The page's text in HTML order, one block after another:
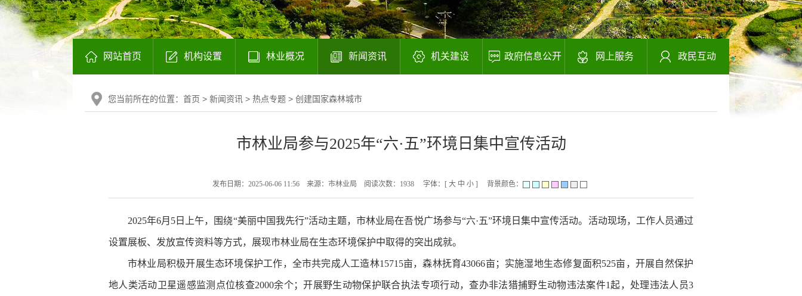
网站首页 机构设置 林业概况 新闻资讯 机关建设 政府信息公开 网上服务 政民互动
您当前所在的位置： 首页 > 新闻资讯 > 热点专题 > 创建国家森林城市
市林业局参与2025年“六·五”环境日集中宣传活动
发布日期：2025-06-06 11:56 来源：市林业局 阅读次数： 1938 字体：[ 大 中 小 ] 背景颜色：
2025年6月5日上午，围绕“美丽中国我先行”活动主题，市林业局在吾悦广场参与“六·五”环境日集中宣传活动。活动现场，工作人员通过
设置展板、发放宣传资料等方式，展现市林业局在生态环境保护中取得的突出成就。
市林业局积极开展生态环境保护工作，全市共完成人工造林15715亩，森林抚育43066亩；实施湿地生态修复面积525亩，开展自然保护
地人类活动卫星遥感监测点位核查2000余个；开展野生动物保护联合执法专项行动，查办非法猎捕野生动物违法案件1起，处理违法人员3